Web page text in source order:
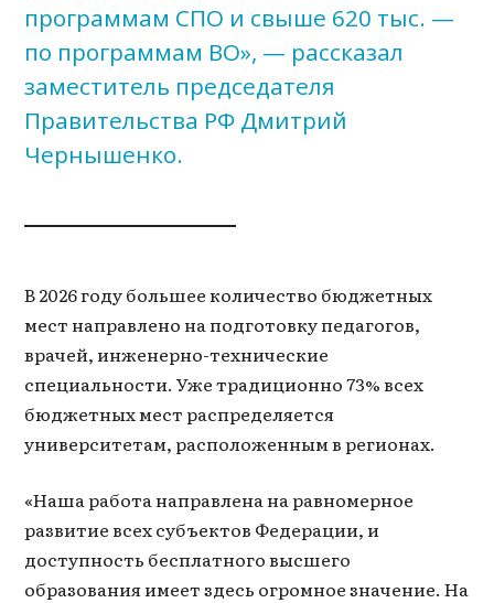
программам СПО и свыше 620 тыс. —
по программам ВО», — рассказал
заместитель председателя
Правительства РФ Дмитрий
Чернышенко.
В 2026 году большее количество бюджетных
мест направлено на подготовку педагогов,
врачей, инженерно-технические
специальности. Уже традиционно 73% всех
бюджетных мест распределяется
университетам, расположенным в регионах.
«Наша работа направлена на равномерное
развитие всех субъектов Федерации, и
доступность бесплатного высшего
образования имеет здесь огромное значение. На